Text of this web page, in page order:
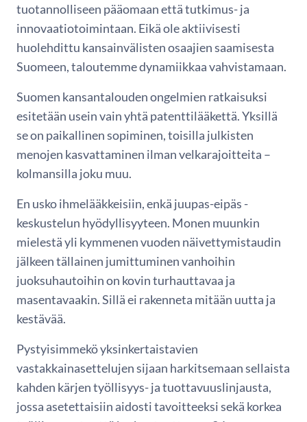
tuotannolliseen pääomaan että tutkimus- ja
innovaatiotoimintaan. Eikä ole aktiivisesti
huolehdittu kansainvälisten osaajien saamisesta
Suomeen, taloutemme dynamiikkaa vahvistamaan.
Suomen kansantalouden ongelmien ratkaisuksi
esitetään usein vain yhtä patenttilääkettä. Yksillä
se on paikallinen sopiminen, toisilla julkisten
menojen kasvattaminen ilman velkarajoitteita –
kolmansilla joku muu.
En usko ihmelääkkeisiin, enkä juupas-eipäs -
keskustelun hyödyllisyyteen. Monen muunkin
mielestä yli kymmenen vuoden näivettymistaudin
jälkeen tällainen jumittuminen vanhoihin
juoksuhautoihin on kovin turhauttavaa ja
masentavaakin. Sillä ei rakenneta mitään uutta ja
kestävää.
Pystyisimmekö yksinkertaistavien
vastakkainasettelujen sijaan harkitsemaan sellaista
kahden kärjen työllisyys- ja tuottavuuslinjausta,
jossa asetettaisiin aidosti tavoitteeksi sekä korkea